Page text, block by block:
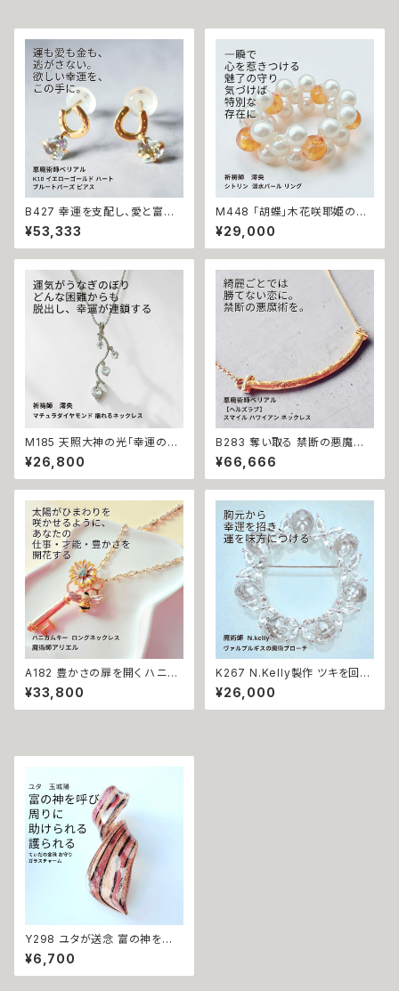
B427 幸運を支配し、愛と富を
引き寄せる 悪魔の馬蹄 K10 イ
エローゴールド ハート ブルート
パーズ ピアス 悪魔術師ベリアル
トーン10金 さくら チェリー 魔術
強力 悪魔術 黒魔術 おまじない
呪 本物 魔術師 金運 財運 収入
アップ 臨時収入 略奪 ライバル
縁結び お守り 開運
¥53,333
M448 「胡蝶」木花咲耶姫の愛
の祈り パール シトリン リング
運気上昇 成功 出世 恋愛運 魅
力運 縁結び お守り 御守り おま
願望成就 開運 開運グッズ 恋愛
成就 引き寄せ 運命 成功運 人
間関係 良縁 良縁成就 人気運
魅了 モテ 運気 恋愛 おまもり
¥29,000
M185 天照大神の光「幸運の連
鎖」運が味方し誰もがあなたを
応援 大開運 成功・金運・良縁 マ
チュラダイヤモンド 揺れるネッ
パワーストーン 天然石 ご利益
お守り 霊感霊視 スピリチュアル
強運 神社 神様
¥26,800
B283 奪い取る 禁断の悪魔術
恋の勝者になれる 縁切り【ヘル
ズラブ】スマイル ハワイアン ネ
ックレス ステンレス 悪魔術師
倫 ライバル 三角関係 ペンダン
ト 強力 排除 略奪愛 成就
¥66,666
A182 豊かさの扉を開く ハニカ
ムキー 太陽開花の仕事運・生業
守護 才能開花 ロングネックレ
ス 魔術師アリエル 魔術 金運 仕
り ひまわり 鍵 蜂
¥33,800
K267 N.Kelly製作 ツキを回復
開運召致 幸運を手繰り寄せる
バタフライ サークル スモーキー
カラー ブローチ 好転させる ヴ
¥26,000
Y298 ユタが送念 富の神を呼
ぶ 周囲の助けを得られる 人生
が上向く 太陽の守護 てぃだの
金珠 お守り ガラスチャーム 金
¥6,700